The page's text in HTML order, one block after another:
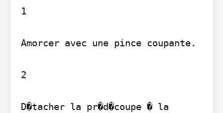
1
Amorcer avec une pince coupante.
2
D�tacher la pr�d�coupe � la